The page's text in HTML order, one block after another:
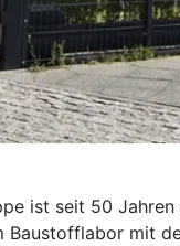
ist seit 50
Baustofflabor mit